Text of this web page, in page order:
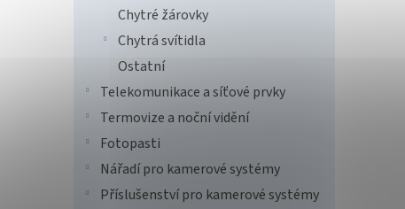
Chytré žárovky
Chytrá svítidla
Ostatní
Telekomunikace a síťové prvky
Termovize a noční vidění
Fotopasti
Nářadí pro kamerové systémy
Příslušenství pro kamerové systémy